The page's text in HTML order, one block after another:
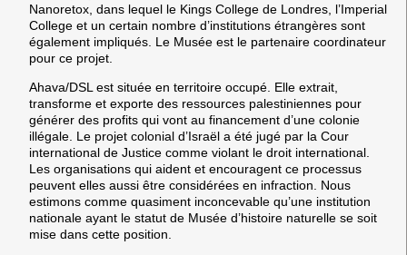
Nanoretox, dans lequel le Kings College de Londres, l’Imperial
College et un certain nombre d’institutions étrangères sont
également impliqués. Le Musée est le partenaire coordinateur
pour ce projet.
Ahava/DSL est située en territoire occupé. Elle extrait,
transforme et exporte des ressources palestiniennes pour
générer des profits qui vont au financement d’une colonie
illégale. Le projet colonial d’Israël a été jugé par la Cour
international de Justice comme violant le droit international.
Les organisations qui aident et encouragent ce processus
peuvent elles aussi être considérées en infraction. Nous
estimons comme quasiment inconcevable qu’une institution
nationale ayant le statut de Musée d’histoire naturelle se soit
mise dans cette position.